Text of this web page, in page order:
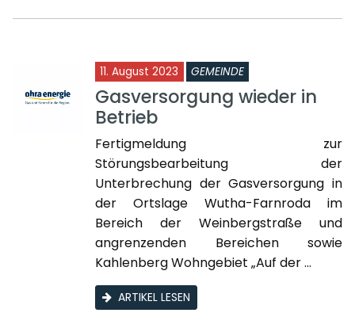
11. August 2023 GEMEINDE
Gasversorgung wieder in
Betrieb
Fertigmeldung zur
Störungsbearbeitung der
Unterbrechung der Gasversorgung in
der Ortslage Wutha-Farnroda im
Bereich der Weinbergstraße und
angrenzenden Bereichen sowie
Kahlenberg Wohngebiet „Auf der ...
ARTIKEL LESEN